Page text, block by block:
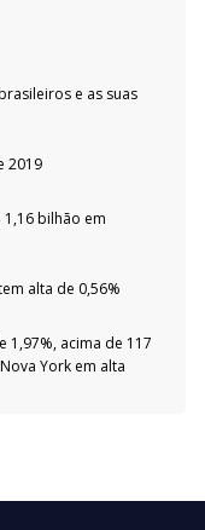
e as suas
2019
bilhão em
alta de 0,56%
1,97%, acima de 117
York em alta